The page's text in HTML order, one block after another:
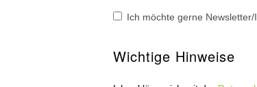
Ich möchte gerne
Wichtige Hinweise